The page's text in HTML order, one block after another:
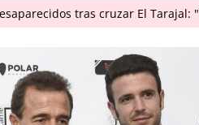
tras cruzar El